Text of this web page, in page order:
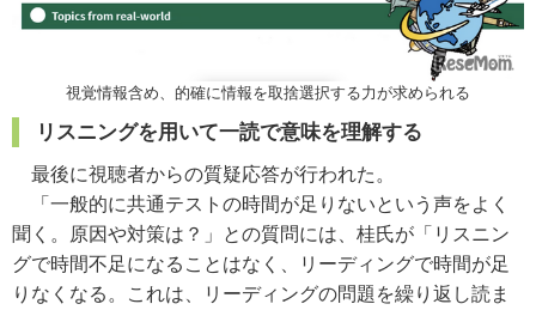
視覚情報含め、的確に情報を取捨選択する力が求められる
リスニングを用いて一読で意味を理解する
最後に視聴者からの質疑応答が行われた。
「一般的に共通テストの時間が足りないという声をよく
聞く。原因や対策は？」との質問には、桂氏が「リスニン
グで時間不足になることはなく、リーディングで時間が足
りなくなる。これは、リーディングの問題を繰り返し読ま